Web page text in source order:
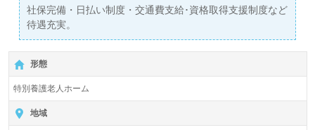
社保完備・日払い制度・交通費支給･資格取得支援制度など
待遇充実。
形態
特別養護老人ホーム
地域